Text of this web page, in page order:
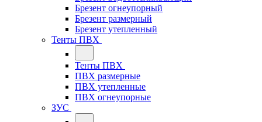
Брезент огнеупорный
Брезент размерный
Брезент утепленный
Тенты ПВХ
Тенты ПВХ
ПВХ размерные
ПВХ утепленные
ПВХ огнеупорные
ЗУС